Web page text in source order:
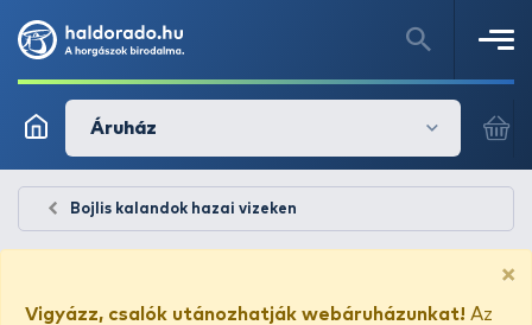
Áruház
Bojlis kalandok hazai vizeken
×
Vigyázz, csalók utánozhatják webáruházunkat! Az